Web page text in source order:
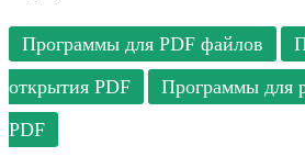
Программы для PDF файлов
открытия PDF
Программы для
PDF